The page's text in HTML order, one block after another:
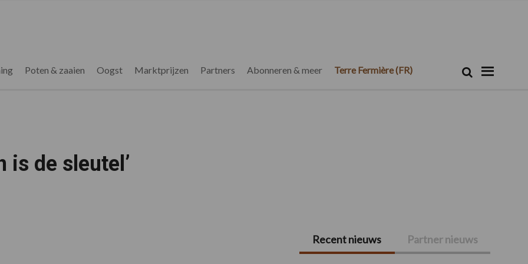
Poten & zaaien Oogst Marktprijzen Partners Abonneren & meer Terre Fermière (FR) Zoek
is de sleutel’
Primaire
Recent nieuws Partner nieuws